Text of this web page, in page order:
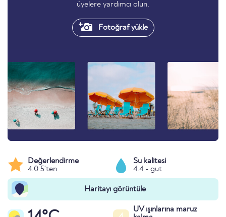
üyelere yardımcı olun.
Fotoğraf yükle
Değerlendirme
4.0 5'ten
Su kalitesi
4.4 - gut
Haritayı görüntüle
UV ışınlarına maruz